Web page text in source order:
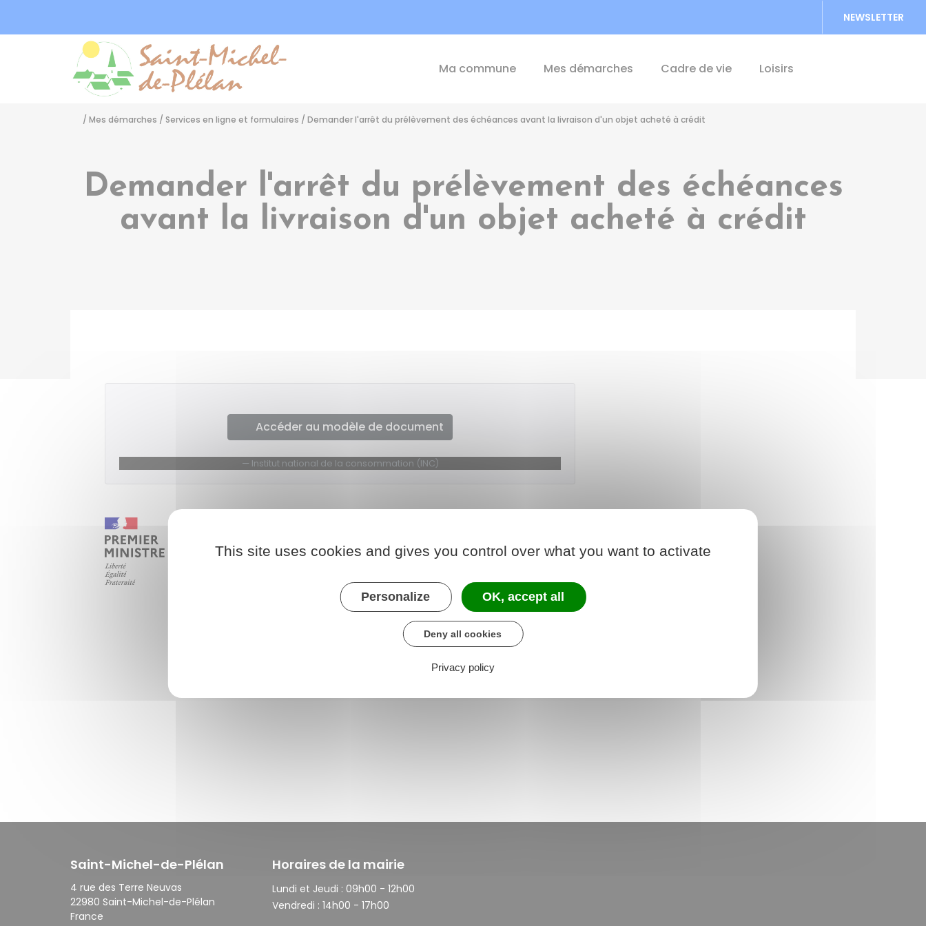
NEWSLETTER
Ma commune Mes démarches Cadre de vie Loisirs
/ Mes démarches / Services en ligne et formulaires / Demander l'arrêt du prélèvement des échéances avant la livraison d'un objet acheté à crédit
Demander l'arrêt du prélèvement des échéances
avant la livraison d'un objet acheté à crédit
Accéder au modèle de document
Institut national de la consommation (INC)
Saint-Michel-de-Plélan
4 rue des Terre Neuvas
22980 Saint-Michel-de-Plélan
France
Horaires de la mairie
Lundi et Jeudi : 09h00 - 12h00
Vendredi : 14h00 - 17h00
This site uses cookies and gives you control over what you want to activate
Personalize OK, accept all
Deny all cookies
Privacy policy